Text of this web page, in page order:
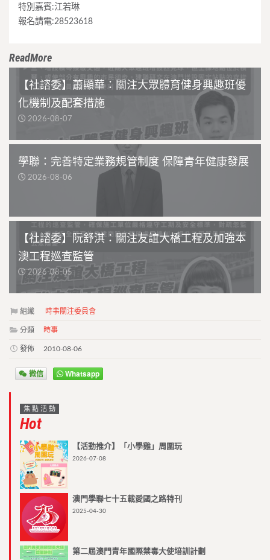
特別嘉賓:江若琳
報名請電:28523618
ReadMore
【社諮委】蕭顯華：關注大眾體育健身興趣班優
化機制及配套措施
2026-08-07
學聯：完善特定業務規管制度 保障青年健康發展
2026-08-06
【社諮委】阮舒淇：關注友誼大橋工程及加強本
澳工程巡查監管
2026-08-05
組織 時事關注委員會
分類 時事
發佈 2010-08-06
微信 Whatsapp
焦點活動
Hot
【活動推介】「小學雞」周圍玩
2026-07-08
澳門學聯七十五載愛國之路特刊
2025-04-30
第二屆澳門青年國際禁毒大使培訓計劃